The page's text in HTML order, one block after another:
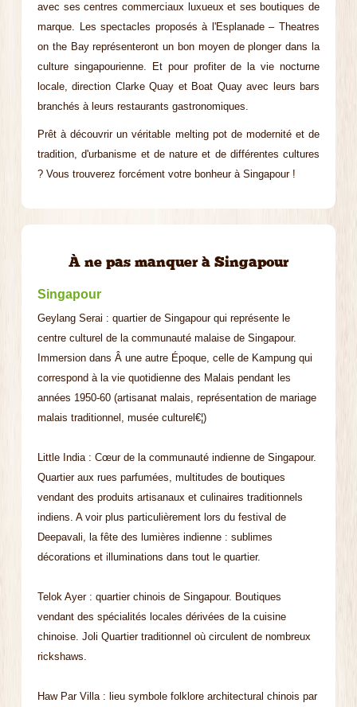
avec ses centres commerciaux luxueux et ses boutiques de
marque. Les spectacles proposés à l'Esplanade – Theatres
on the Bay représenteront un bon moyen de plonger dans la
culture singapourienne. Et pour profiter de la vie nocturne
locale, direction Clarke Quay et Boat Quay avec leurs bars
branchés à leurs restaurants gastronomiques.
Prêt à découvrir un véritable melting pot de modernité et de
tradition, d'urbanisme et de nature et de différentes cultures
? Vous trouverez forcément votre bonheur à Singapour !
À ne pas manquer à Singapour
Singapour
Geylang Serai : quartier de Singapour qui représente le
centre culturel de la communauté malaise de Singapour.
Immersion dans Â une autre Époque, celle de Kampung qui
correspond à la vie quotidienne des Malais pendant les
années 1950-60 (artisanat malais, représentation de mariage
malais traditionnel, musée culturel€¦)
Little India : Cœur de la communauté indienne de Singapour.
Quartier aux rues parfumées, multitudes de boutiques
vendant des produits artisanaux et culinaires traditionnels
indiens. A voir plus particulièrement lors du festival de
Deepavali, la fête des lumières indienne : sublimes
décorations et illuminations dans tout le quartier.
Telok Ayer : quartier chinois de Singapour. Boutiques
vendant des spécialités locales dérivées de la cuisine
chinoise. Joli Quartier traditionnel où circulent de nombreux
rickshaws.
Haw Par Villa : lieu symbole folklore architectural chinois par